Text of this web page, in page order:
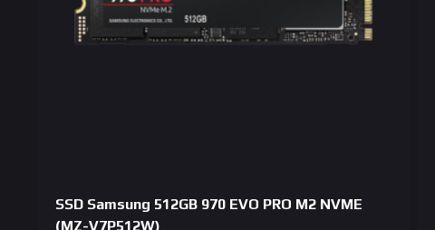
SSD Samsung 512GB 970 EVO PRO M2 NVME
(MZ-V7P512W)